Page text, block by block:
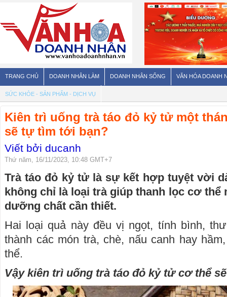
TRANG CHỦ DOANH NHÂN LÀM DOANH NHÂN SỐNG VĂN HÓA DOANH
SỨC KHỎE - SẢN PHẨM - DỊCH VỤ
Kiên trì uống trà táo đỏ kỷ tử một
sẽ tự tìm tới bạn?
Viết bởi ducanh
Thứ năm, 16/11/2023, 10:48 GMT+7
Trà táo đỏ kỷ tử là sự kết hợp tuyệt vời
không chỉ là loại trà giúp thanh lọc cơ thể
dưỡng chất cần thiết.
Hai loại quả này đều vị ngọt, tính bình,
thành các món trà, chè, nấu canh hay
thể.
Vậy kiên trì uống trà táo đỏ kỷ tử cơ thể